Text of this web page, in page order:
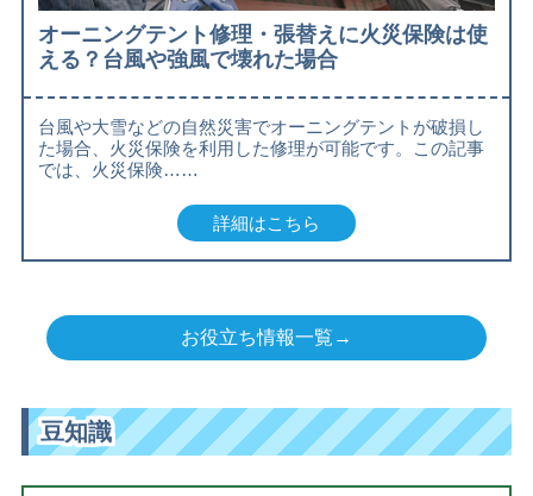
オーニングテント修理・張替えに火災保険は使
える？台風や強風で壊れた場合
台風や大雪などの自然災害でオーニングテントが破損し
た場合、火災保険を利用した修理が可能です。この記事
では、火災保険……
詳細はこちら
お役立ち情報一覧→
豆知識